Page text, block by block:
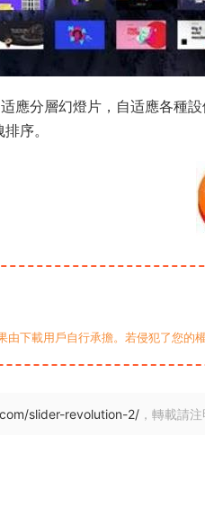
應分層幻燈片，自适應各種
序。
由下載用戶自行承擔。若侵犯了您
slider-revolution-2/ ，轉載請注